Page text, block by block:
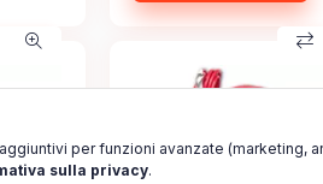
per funzioni avanzate (marketing,
sulla privacy.